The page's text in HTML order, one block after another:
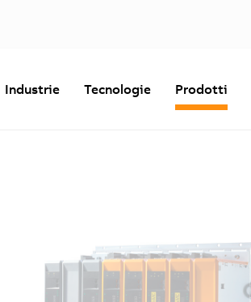
Industrie Tecnologie Prodotti